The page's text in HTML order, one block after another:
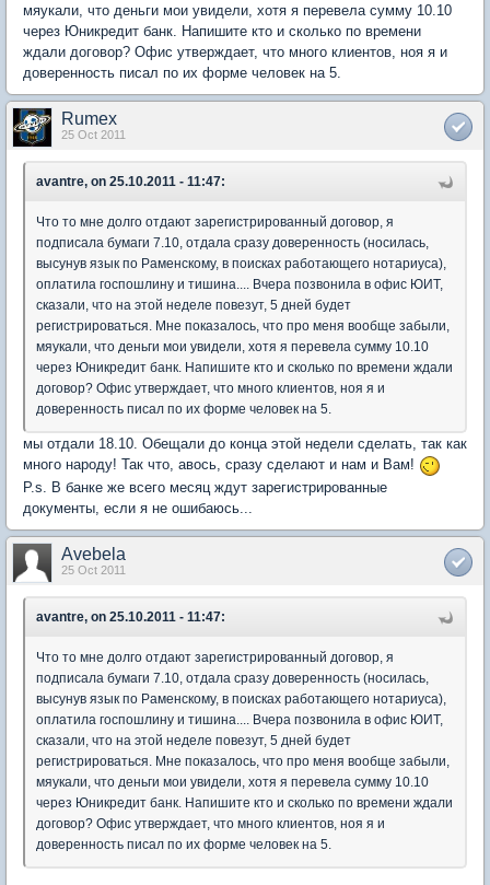
мяукали, что деньги мои увидели, хотя я перевела сумму 10.10
через Юникредит банк. Напишите кто и сколько по времени
ждали договор? Офис утверждает, что много клиентов, ноя я и
доверенность писал по их форме человек на 5.
Rumex
25 Oct 2011
avantre, on 25.10.2011 - 11:47:
Что то мне долго отдают зарегистрированный договор, я
подписала бумаги 7.10, отдала сразу доверенность (носилась,
высунув язык по Раменскому, в поисках работающего нотариуса),
оплатила госпошлину и тишина.... Вчера позвонила в офис ЮИТ,
сказали, что на этой неделе повезут, 5 дней будет
регистрироваться. Мне показалось, что про меня вообще забыли,
мяукали, что деньги мои увидели, хотя я перевела сумму 10.10
через Юникредит банк. Напишите кто и сколько по времени ждали
договор? Офис утверждает, что много клиентов, ноя я и
доверенность писал по их форме человек на 5.
мы отдали 18.10. Обещали до конца этой недели сделать, так как
много народу! Так что, авось, сразу сделают и нам и Вам!
P.s. В банке же всего месяц ждут зарегистрированные
документы, если я не ошибаюсь...
Avebela
25 Oct 2011
avantre, on 25.10.2011 - 11:47:
Что то мне долго отдают зарегистрированный договор, я
подписала бумаги 7.10, отдала сразу доверенность (носилась,
высунув язык по Раменскому, в поисках работающего нотариуса),
оплатила госпошлину и тишина.... Вчера позвонила в офис ЮИТ,
сказали, что на этой неделе повезут, 5 дней будет
регистрироваться. Мне показалось, что про меня вообще забыли,
мяукали, что деньги мои увидели, хотя я перевела сумму 10.10
через Юникредит банк. Напишите кто и сколько по времени ждали
договор? Офис утверждает, что много клиентов, ноя я и
доверенность писал по их форме человек на 5.